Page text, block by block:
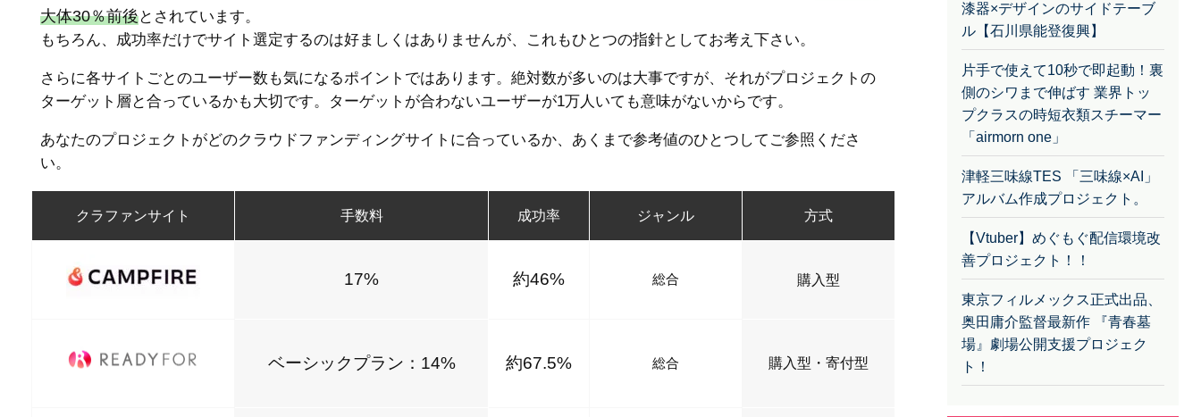
大体30％前後とされています。
もちろん、成功率だけでサイト選定するのは好ましくはありませんが、これもひとつの指針としてお考え下さい。
さらに各サイトごとのユーザー数も気になるポイントではあります。絶対数が多いのは大事ですが、それがプロジェクトの
ターゲット層と合っているかも大切です。ターゲットが合わないユーザーが1万人いても意味がないからです。
あなたのプロジェクトがどのクラウドファンディングサイトに合っているか、あくまで参考値のひとつしてご参照くださ
い。
クラファンサイト 手数料 成功率 ジャンル 方式
17% 約46% 総合 購入型
ベーシックプラン：14% 約67.5% 総合 購入型・寄付型
漆器×デザインのサイドテーブ
ル【石川県能登復興】
片手で使えて10秒で即起動！裏
側のシワまで伸ばす 業界トッ
プクラスの時短衣類スチーマー
「airmorn one」
津軽三味線TES 「三味線×AI」
アルバム作成プロジェクト。
【Vtuber】めぐもぐ配信環境改
善プロジェクト！！
東京フィルメックス正式出品、
奥田庸介監督最新作 『青春墓
場』劇場公開支援プロジェク
ト！